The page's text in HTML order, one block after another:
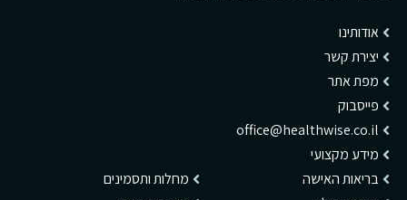
אודותינו
יצירת קשר
מפת אתר
פייסבוק
office@healthwise.co.il
מידע מקצועי
בריאות האישה
מחלות ותסמינים